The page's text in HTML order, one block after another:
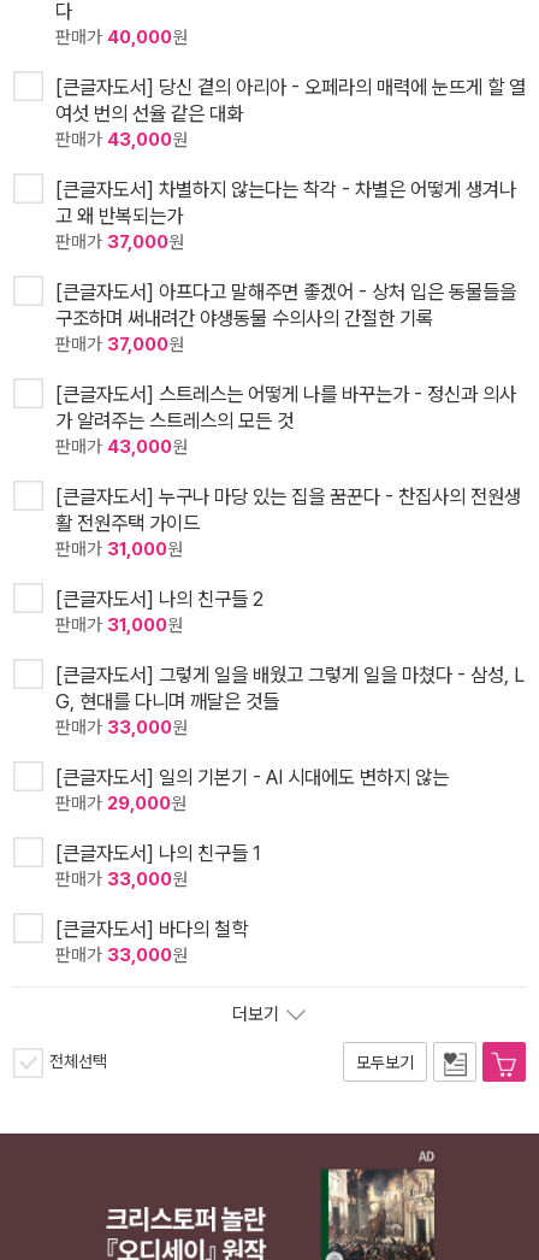
다
판매가 40,000원
[큰글자도서] 당신 곁의 아리아 - 오페라의 매력에 눈뜨게 할 열
여섯 번의 선율 같은 대화
판매가 43,000원
[큰글자도서] 차별하지 않는다는 착각 - 차별은 어떻게 생겨나
고 왜 반복되는가
판매가 37,000원
[큰글자도서] 아프다고 말해주면 좋겠어 - 상처 입은 동물들을
구조하며 써내려간 야생동물 수의사의 간절한 기록
판매가 37,000원
[큰글자도서] 스트레스는 어떻게 나를 바꾸는가 - 정신과 의사
가 알려주는 스트레스의 모든 것
판매가 43,000원
[큰글자도서] 누구나 마당 있는 집을 꿈꾼다 - 찬집사의 전원생
활 전원주택 가이드
판매가 31,000원
[큰글자도서] 나의 친구들 2
판매가 31,000원
[큰글자도서] 그렇게 일을 배웠고 그렇게 일을 마쳤다 - 삼성, L
G, 현대를 다니며 깨달은 것들
판매가 33,000원
[큰글자도서] 일의 기본기 - AI 시대에도 변하지 않는
판매가 29,000원
[큰글자도서] 나의 친구들 1
판매가 33,000원
[큰글자도서] 바다의 철학
판매가 33,000원
더보기
전체선택 모두보기